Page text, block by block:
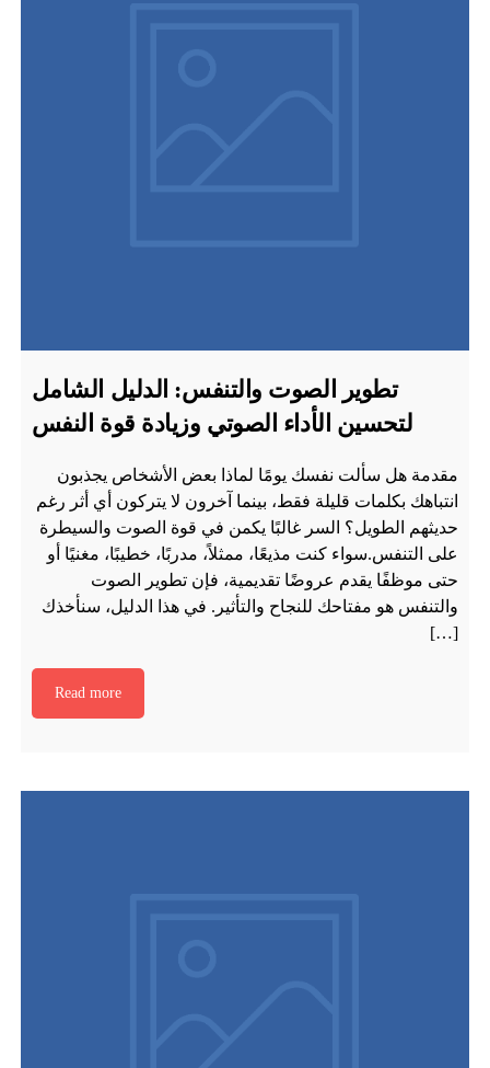
تطوير الصوت والتنفس: الدليل الشامل
لتحسين الأداء الصوتي وزيادة قوة النفس
مقدمة هل سألت نفسك يومًا لماذا بعض الأشخاص يجذبون
انتباهك بكلمات قليلة فقط، بينما آخرون لا يتركون أي أثر رغم
حديثهم الطويل؟ السر غالبًا يكمن في قوة الصوت والسيطرة
على التنفس.سواء كنت مذيعًا، ممثلاً، مدربًا، خطيبًا، مغنيًا أو
حتى موظفًا يقدم عروضًا تقديمية، فإن تطوير الصوت
والتنفس هو مفتاحك للنجاح والتأثير. في هذا الدليل، سنأخذك
[…]
Read more